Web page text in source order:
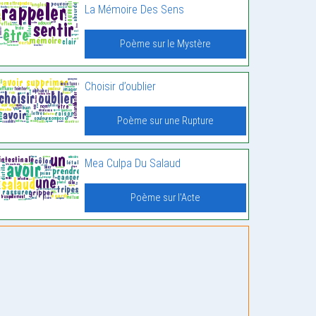
La Mémoire Des Sens
Poème sur le Mystère
Choisir d’oublier
Poème sur une Rupture
Mea Culpa Du Salaud
Poème sur l'Acte